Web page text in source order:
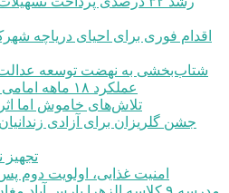
شتاب‌بخشی به نهضت توسعه عدالت
عملکرد ۱۸ ماهه امامی یگانه مورد قبول است
تلاش‌های خاموش اما
تجهیز
امنیت غذایی، اولویت دوم